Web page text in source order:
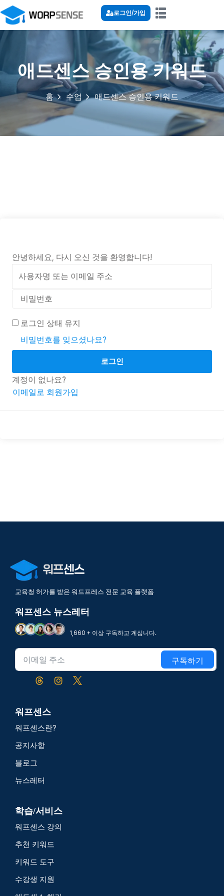
로그인/가입
애드센스 승인용 키워드
홈 수업 애드센스 승인용 키워드
안녕하세요, 다시 오신 것을 환영합니다!
로그인 상태 유지
비밀번호를 잊으셨나요?
로그인
계정이 없나요?
이메일로 회원가입
교육청 허가를 받은 워드프레스 전문 교육 플랫폼
워프센스 뉴스레터
1,660 + 이상 구독하고 계십니다.
구독하기
워프센스
워프센스란?
공지사항
블로그
뉴스레터
학습/서비스
워프센스 강의
추천 키워드
키워드 도구
수강생 지원